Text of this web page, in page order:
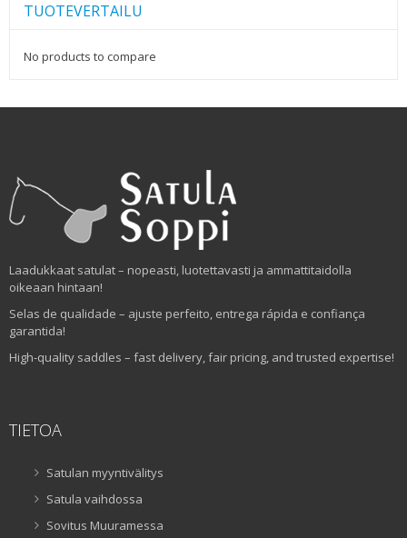
TUOTEVERTAILU
No products to compare
Laadukkaat satulat – nopeasti, luotettavasti ja ammattitaidolla
oikeaan hintaan!
Selas de qualidade – ajuste perfeito, entrega rápida e confiança
garantida!
High-quality saddles – fast delivery, fair pricing, and trusted expertise!
TIETOA
Satulan myyntivälitys
Satula vaihdossa
Sovitus Muuramessa